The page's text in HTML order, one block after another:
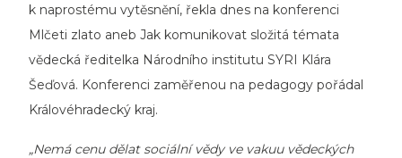
k naprostému vytěsnění, řekla dnes na konferenci
Mlčeti zlato aneb Jak komunikovat složitá témata
vědecká ředitelka Národního institutu SYRI Klára
Šeďová. Konferenci zaměřenou na pedagogy pořádal
Královéhradecký kraj.
„Nemá cenu dělat sociální vědy ve vakuu vědeckých